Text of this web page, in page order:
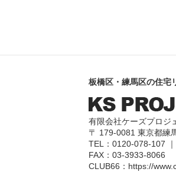
板橋区・練馬区の住宅
有限会社ケーズプロジ
〒 179-0081 東京都練
TEL：0120-078-107
FAX：03-3933-8066
CLUB66： https://